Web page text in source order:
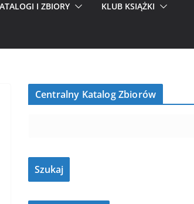
I ZBIORY KLUB KSIĄŻKI
Centralny Katalog Zbiorów